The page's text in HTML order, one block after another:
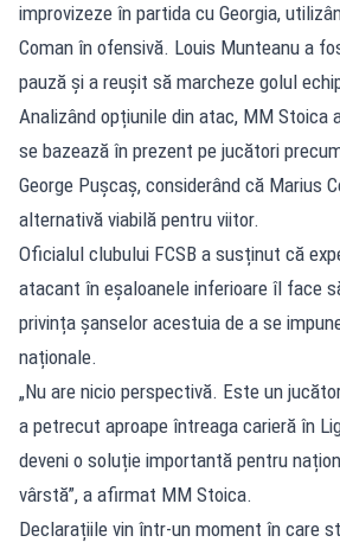
improvizeze în partida cu Georgia,
Coman în ofensivă. Louis Munteanu a
pauză și a reușit să marcheze golul
Analizând opțiunile din atac, MM Stoica
se bazează în prezent pe jucători
George Pușcaș, considerând că Marius
alternativă viabilă pentru viitor.
Oficialul clubului FCSB a susținut că
atacant în eșaloanele inferioare îl face
privința șanselor acestuia de a se
naționale.
„Nu are nicio perspectivă. Este un
a petrecut aproape întreaga carieră în
deveni o soluție importantă pentru
vârstă”, a afirmat MM Stoica.
Declarațiile vin într-un moment în care